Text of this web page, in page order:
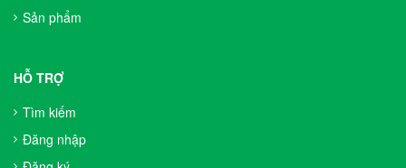
Sản phẩm
HỖ TRỢ
Tìm kiếm
Đăng nhập